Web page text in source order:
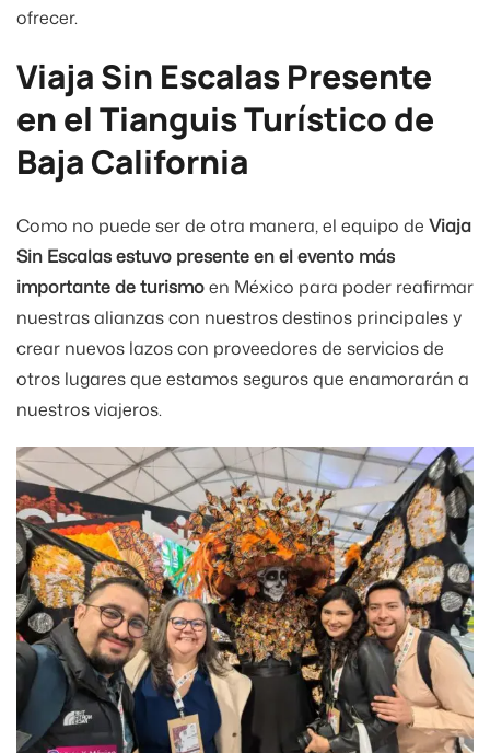
ofrecer.
Viaja Sin Escalas Presente
en el Tianguis Turístico de
Baja California
Como no puede ser de otra manera, el equipo de Viaja
Sin Escalas estuvo presente en el evento más
importante de turismoen México para poder reafirmar
nuestras alianzas con nuestros destinos principales y
crear nuevos lazos con proveedores de servicios de
otros lugares que estamos seguros que enamorarán a
nuestros viajeros.